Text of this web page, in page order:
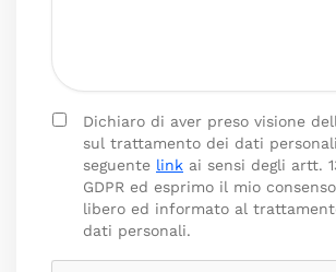
Dichiaro di aver preso visione
sul trattamento dei dati
seguente link ai sensi degli artt.
GDPR ed esprimo il mio
libero ed informato al
dati personali.